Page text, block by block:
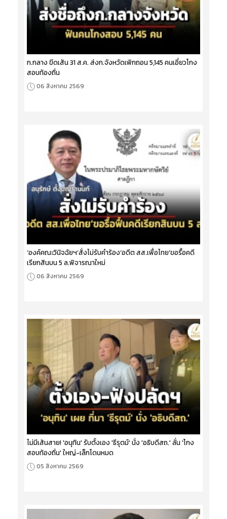
ก.กลาง ขีดเส้น 31 ส.ค. ส่งก.จังหวัดเพิกถอน 5,145 คนเอี่ยวโกง
สอบท้องถิ่น
06 สิงหาคม 2569
‘องค์คณะวินิจฉัยฯ’สั่งไม่รับคำร้อง‘อดีต สส.เพื่อไทย’ขอรื้อคดี
เรียกสินบน 5 ล.พิจารณาใหม่
06 สิงหาคม 2569
ไม่มีเส้นสาย! 'อนุทิน' รับตั้งเอง 'ธีรุตม์' นั่ง 'อธิบดีสถ.' ลั่น 'โกง
สอบท้องถิ่น' ใหญ่-เล็กโดนหมด
05 สิงหาคม 2569